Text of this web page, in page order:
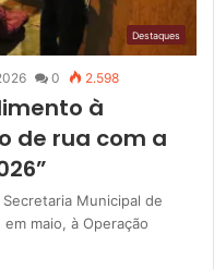
Destaques
0 2.598
à
de rua com a
Municipal de
maio, à Operação